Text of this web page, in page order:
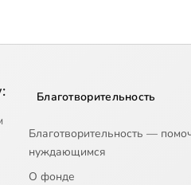
Благотворительность
Благотворительность —
нуждающимся
О фонде